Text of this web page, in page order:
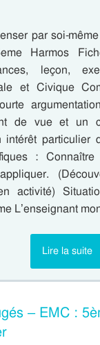
par soi-
Harmos
leçon,
et Civique
de vue et un
intérêt particulier
:
activité)
L’enseignant
Lire la suite
– EMC :